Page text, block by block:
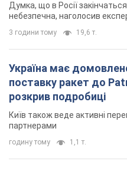
Думка, що в Росії
небезпечна, наголосив
3 години тому 19,6 т.
Україна має
поставку ракет до
розкрив подробиці
Київ також веде активні
партнерами
годину тому 1,1 т.